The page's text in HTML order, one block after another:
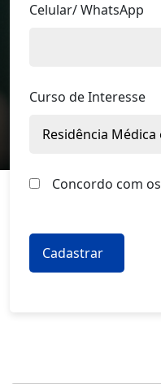
Celular/ WhatsApp
Curso de Interesse
Concordo com os